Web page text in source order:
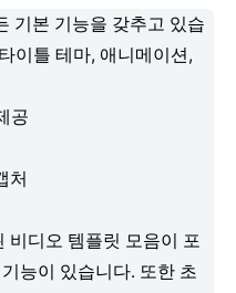
기본 기능을 갖추고 있습
이틀 테마, 애니메이션,
공
처
비디오 템플릿 모음이 포
능이 있습니다. 또한 초